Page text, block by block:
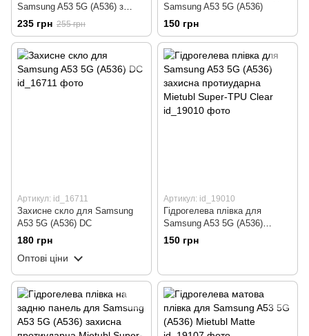
Samsung A53 5G (A536) з
захистом камери Defender
(синій)
235 грн 255 грн
Samsung A53 5G (A536)
150 грн
Артикул: id_16711
Захисне скло для Samsung
A53 5G (A536) DC
180 грн
Оптові ціни
Артикул: id_19010
Гідрогелева плівка для
Samsung A53 5G (A536)
захисна протиударна Mietubl
Super-TPU Clear
150 грн